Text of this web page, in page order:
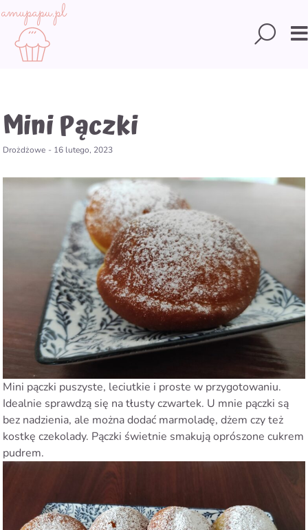
content
Mini Pączki
Drożdżowe - 16 lutego, 2023
Mini pączki puszyste, leciutkie i proste w przygotowaniu.
Idealnie sprawdzą się na tłusty czwartek. U mnie pączki są
bez nadzienia, ale można dodać marmoladę, dżem czy też
kostkę czekolady. Pączki świetnie smakują oprószone cukrem
pudrem.